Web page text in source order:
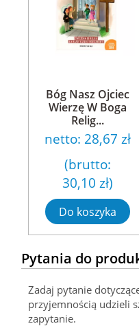
Bóg Nasz Ojciec
Wierzę W Boga
Relig...
netto: 28,67 zł
(brutto:
30,10 zł)
Do koszyka
Pytania do
Zadaj pytanie
przyjemnością udzieli
zapytanie.